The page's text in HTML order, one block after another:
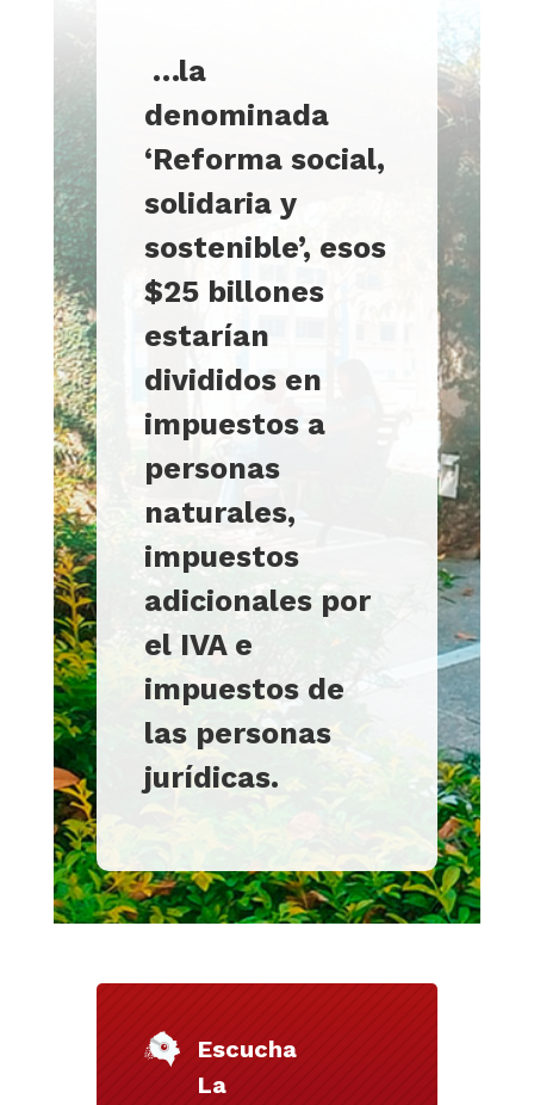
…la
denominada
‘Reforma social,
solidaria y
sostenible’, esos
$25 billones
estarían
divididos en
impuestos a
personas
naturales,
impuestos
adicionales por
el IVA e
impuestos de
las personas
jurídicas.
Escucha
La